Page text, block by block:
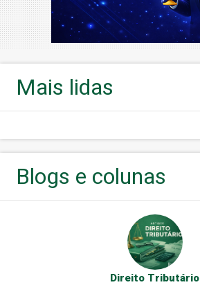
Mais lidas
Blogs e colunas
Direito Tributário